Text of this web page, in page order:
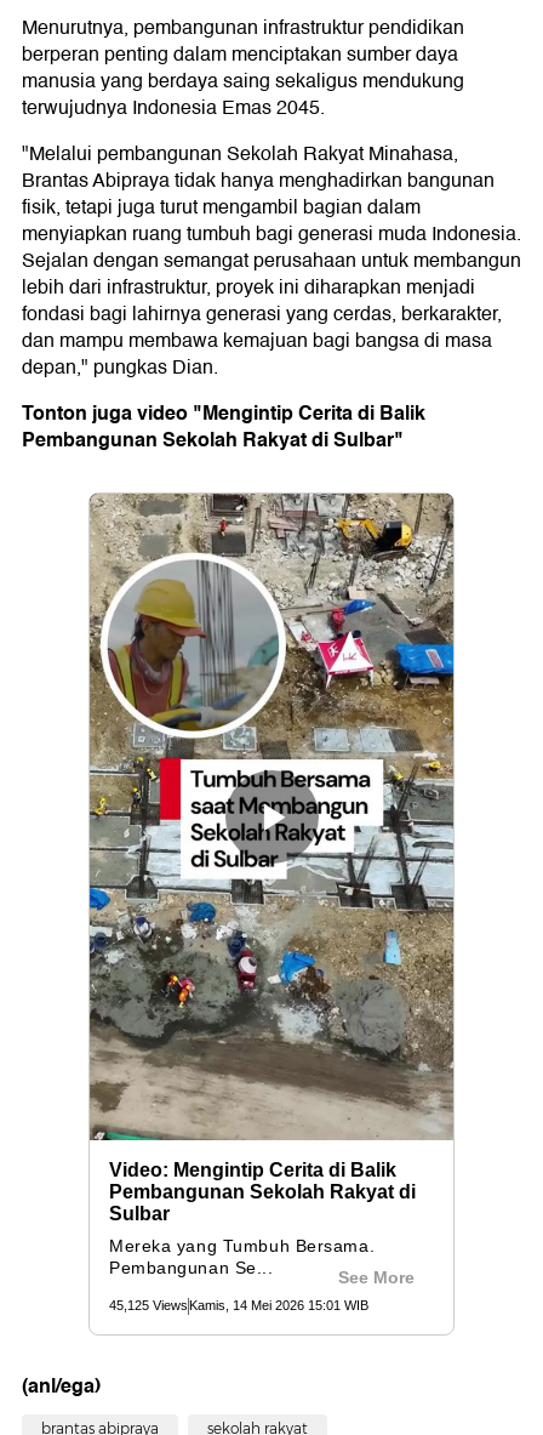
Menurutnya, pembangunan infrastruktur pendidikan
berperan penting dalam menciptakan sumber daya
manusia yang berdaya saing sekaligus mendukung
terwujudnya Indonesia Emas 2045.
"Melalui pembangunan Sekolah Rakyat Minahasa,
Brantas Abipraya tidak hanya menghadirkan bangunan
fisik, tetapi juga turut mengambil bagian dalam
menyiapkan ruang tumbuh bagi generasi muda Indonesia.
Sejalan dengan semangat perusahaan untuk membangun
lebih dari infrastruktur, proyek ini diharapkan menjadi
fondasi bagi lahirnya generasi yang cerdas, berkarakter,
dan mampu membawa kemajuan bagi bangsa di masa
depan," pungkas Dian.
Tonton juga video "Mengintip Cerita di Balik
Pembangunan Sekolah Rakyat di Sulbar"
(anl/ega)
brantas abipraya sekolah rakyat